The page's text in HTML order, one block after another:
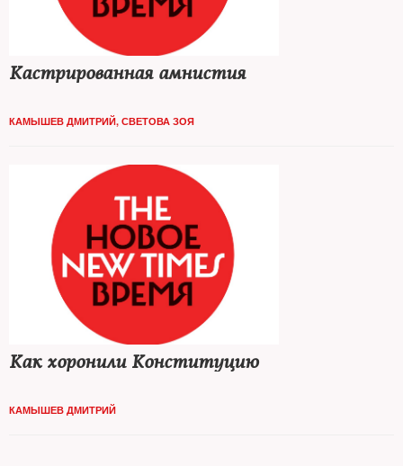
Кастрированная амнистия
КАМЫШЕВ ДМИТРИЙ, СВЕТОВА ЗОЯ
Как хоронили Конституцию
КАМЫШЕВ ДМИТРИЙ